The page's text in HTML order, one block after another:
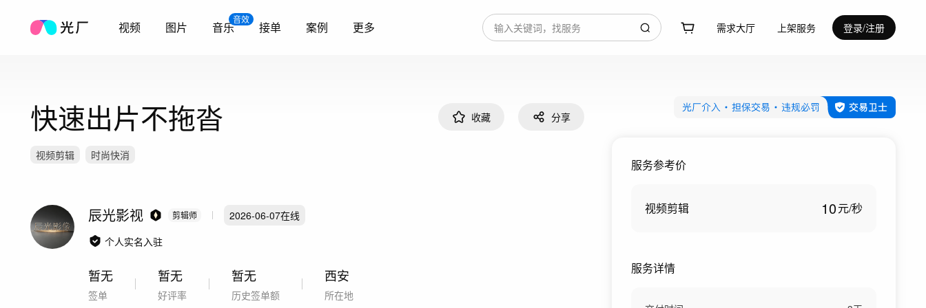
视频 图片
音效
音乐 接单 案例 更多 需求大厅 上架服务 登录/注册
快速出片不拖沓 收藏 分享
视频剪辑 时尚快消
辰光影视 剪辑师 2026-06-07在线
个人实名入驻
暂无
签单
暂无
好评率
暂无
历史签单额
西安
所在地
服务参考价
视频剪辑 10元/秒
服务详情